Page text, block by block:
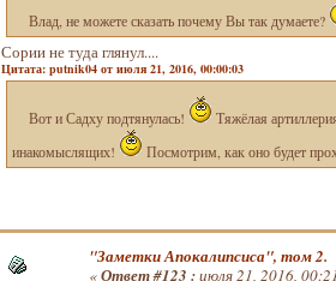
Влад, не можете сказать почему Вы так думаете?
Сории не туда глянул....
Цитата: putnik04 от июля 21, 2016, 00:00:03
Вот и Садху подтянулась!
Тяжёлая
инакомыслящих!
Посмотрим, как оно будет
"Заметки Апокалипсиса", том 2.
«Ответ #123 :июля 21, 2016,